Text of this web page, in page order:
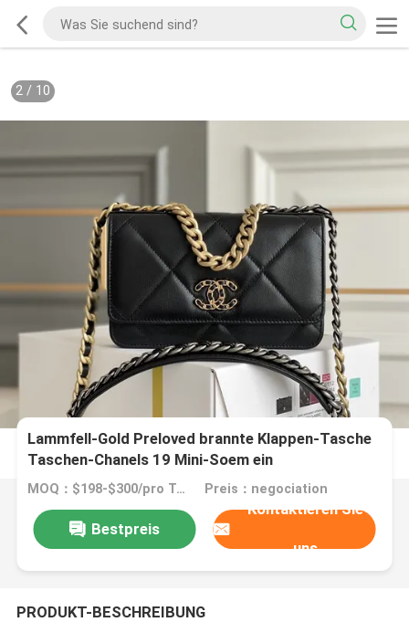
2/ 10
Lammfell-Gold Preloved brannte Klappen-Tasche
Taschen-Chanels 19 Mini-Soem ein
MOQ：$198-$300/pro Tasche Preis：negociation
Bestpreis
Kontaktieren Sie
uns
PRODUKT-BESCHREIBUNG